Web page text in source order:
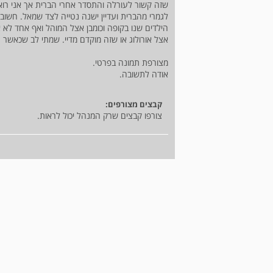
שזה קשור לעורלה והתסדר אחרי הברית אך אני
לגמרי מהברית ועדיין ישנה נטייה לצד שמאל.
הילדים שנו בקופה וכומבן אצל המוהל ואף אחד
אצל אורולוג או שזה מוקדם מדיי. שמתי לב שכאשר
מצורפת תמונה בפרטי.
אודה לתשובה.
קבצים מצורפים:
צורפו קבצים שרק המנהל יכול לראות.